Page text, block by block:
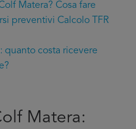
Matera? Cosa fare
preventivi Calcolo TFR
quanto costa ricevere
Matera: